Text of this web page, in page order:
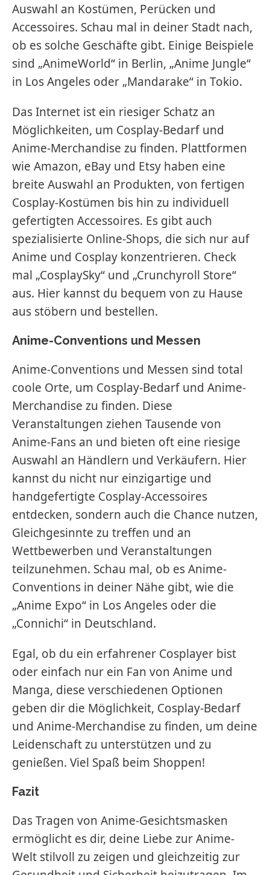
Auswahl an Kostümen, Perücken und
Accessoires. Schau mal in deiner Stadt nach,
ob es solche Geschäfte gibt. Einige Beispiele
sind „AnimeWorld“ in Berlin, „Anime Jungle“
in Los Angeles oder „Mandarake“ in Tokio.
Das Internet ist ein riesiger Schatz an
Möglichkeiten, um Cosplay-Bedarf und
Anime-Merchandise zu finden. Plattformen
wie Amazon, eBay und Etsy haben eine
breite Auswahl an Produkten, von fertigen
Cosplay-Kostümen bis hin zu individuell
gefertigten Accessoires. Es gibt auch
spezialisierte Online-Shops, die sich nur auf
Anime und Cosplay konzentrieren. Check
mal „CosplaySky“ und „Crunchyroll Store“
aus. Hier kannst du bequem von zu Hause
aus stöbern und bestellen.
Anime-Conventions und Messen
Anime-Conventions und Messen sind total
coole Orte, um Cosplay-Bedarf und Anime-
Merchandise zu finden. Diese
Veranstaltungen ziehen Tausende von
Anime-Fans an und bieten oft eine riesige
Auswahl an Händlern und Verkäufern. Hier
kannst du nicht nur einzigartige und
handgefertigte Cosplay-Accessoires
entdecken, sondern auch die Chance nutzen,
Gleichgesinnte zu treffen und an
Wettbewerben und Veranstaltungen
teilzunehmen. Schau mal, ob es Anime-
Conventions in deiner Nähe gibt, wie die
„Anime Expo“ in Los Angeles oder die
„Connichi“ in Deutschland.
Egal, ob du ein erfahrener Cosplayer bist
oder einfach nur ein Fan von Anime und
Manga, diese verschiedenen Optionen
geben dir die Möglichkeit, Cosplay-Bedarf
und Anime-Merchandise zu finden, um deine
Leidenschaft zu unterstützen und zu
genießen. Viel Spaß beim Shoppen!
Fazit
Das Tragen von Anime-Gesichtsmasken
ermöglicht es dir, deine Liebe zur Anime-
Welt stilvoll zu zeigen und gleichzeitig zur